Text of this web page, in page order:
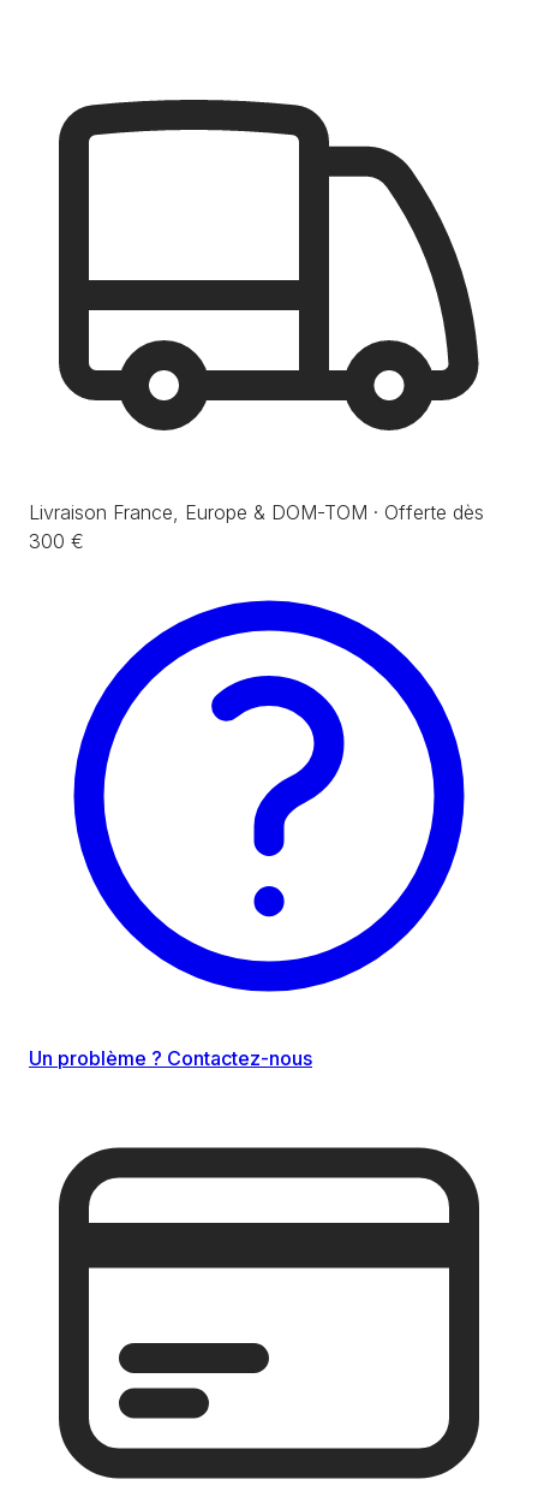
Livraison France, Europe & DOM-TOM · Offerte dès
300 €
Un problème ? Contactez-nous